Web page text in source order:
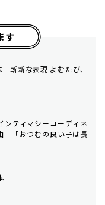
す
斬新な表現 よむたび、
ティマシーコーディネ
「おつむの良い子は長